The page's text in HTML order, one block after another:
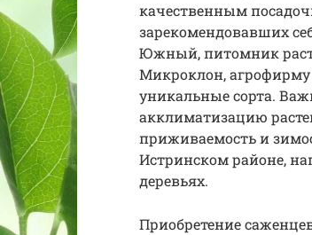
качественным
зарекомендовавших
Южный, питомник
Микроклон,
уникальные сорта.
акклиматизацию
приживаемость и
Истринском районе,
деревьях.
Приобретение